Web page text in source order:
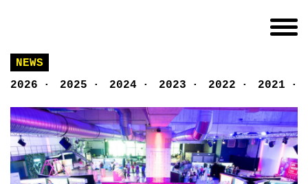
NEWS
2026
· 2025 · 2024 · 2023 · 2022 · 2021 ·